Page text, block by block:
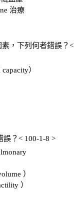
治療
，下列何者錯誤？<
）
？< 100-1-8 >
）
）